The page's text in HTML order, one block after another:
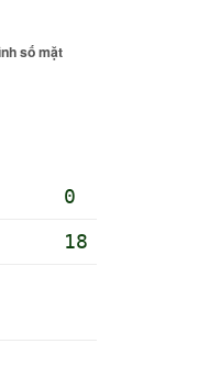
số mặt
0
18